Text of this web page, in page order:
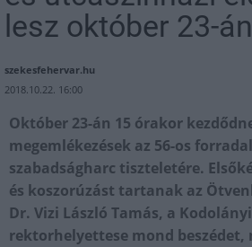
lesz október 23-án
szekesfehervar.hu
2018.10.22. 16:00
Október 23-án 15 órakor
megemlékezések az 56-os
szabadságharc tiszteletére.
és koszorúzást tartanak az
Dr. Vizi László Tamás, a
rektorhelyettese mond beszédet,